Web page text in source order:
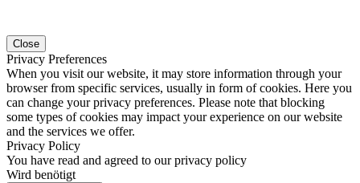
Close
Privacy Preferences
When you visit our website, it may store information through your
browser from specific services, usually in form of cookies. Here you
can change your privacy preferences. Please note that blocking
some types of cookies may impact your experience on our website
and the services we offer.
Privacy Policy
You have read and agreed to our privacy policy
Wird benötigt